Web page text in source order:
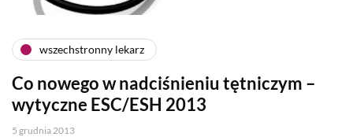
wszechstronny lekarz
Co nowego w nadciśnieniu tętniczym –
wytyczne ESC/ESH 2013
5 grudnia 2013